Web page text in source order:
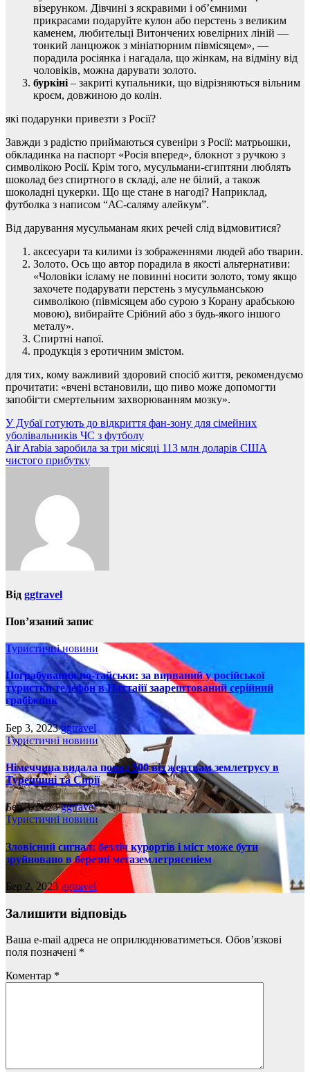
візерунком. Дівчині з яскравими і об’ємними
прикрасами подаруйте кулон або перстень з великим
каменем, любительці Витончених ювелірних ліній —
тонкий ланцюжок з мініатюрним півмісяцем», —
порадила росіянка і нагадала, що жінкам, на відміну від
чоловіків, можна дарувати золото.
буркіні– закриті купальники, що відрізняються вільним
кроєм, довжиною до колін.
які подарунки привезти з Росії?
Завжди з радістю приймаються сувеніри з Росії: матрьошки,
обкладинка на паспорт «Росія вперед», блокнот з ручкою з
символікою Росії. Крім того, мусульмани-єгиптяни люблять
шоколад без спиртного в складі, але не білий, а також
шоколадні цукерки. Що ще стане в нагоді? Наприклад,
футболка з написом “АС-саляму алейкум”.
Від дарування мусульманам яких речей слід відмовитися?
аксесуари та килими із зображеннями людей або тварин.
Золото. Ось що автор порадила в якості альтернативи:
«Чоловіки ісламу не повинні носити золото, тому якщо
захочете подарувати перстень з мусульманською
символікою (півмісяцем або сурою з Корану арабською
мовою), вибирайте Срібний або з будь-якого іншого
металу».
Спиртні напої.
продукція з еротичним змістом.
для тих, кому важливий здоровий спосіб життя, рекомендуємо
прочитати: «вчені встановили, що пиво може допомогти
запобігти смертельним захворюванням мозку».
Навігація
записів
У Дубаї готують до відкриття фан-зону для сімейних
уболівальників ЧС з футболу
Air Arabia заробила за три місяці 113 млн доларів США
чистого прибутку
Від ggtravel
Пов’язаний запис
Туристичні новини
Пограбування по-тайськи: за вирваний у російської
туристки телефон в Паттайї заарештований серійний
грабіжник
Бер 3, 2023ggtravel
Туристичні новини
Німеччина видала понад 500 віз жертвам землетрусу в
Туреччині та Сирії
Бер 3, 2023ggtravel
Туристичні новини
Зловісний сигнал: безліч курортів і міст може бути
зруйновано в березні мегаземлетрясеніем
Бер 2, 2023 ggtravel
Залишити відповідь
Ваша e-mail адреса не оприлюднюватиметься. Обов’язкові
поля позначені *
Коментар *